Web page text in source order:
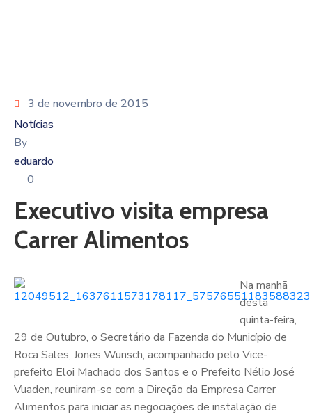
3 de novembro de 2015
Notícias
By
eduardo
0
Executivo visita empresa
Carrer Alimentos
Na manhã
desta
quinta-feira,
29 de Outubro, o Secretário da Fazenda do Município de
Roca Sales, Jones Wunsch, acompanhado pelo Vice-
prefeito Eloi Machado dos Santos e o Prefeito Nélio José
Vuaden, reuniram-se com a Direção da Empresa Carrer
Alimentos para iniciar as negociações de instalação de